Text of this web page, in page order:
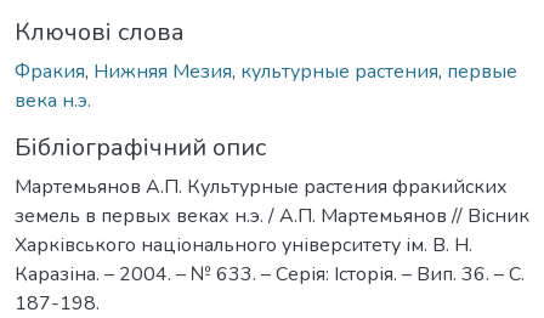
Ключові слова
Фракия, Нижняя Мезия, культурные растения, первые
века н.э.
Бібліографічний опис
Мартемьянов А.П. Культурные растения фракийских
земель в первых веках н.э. / А.П. Мартемьянов // Вісник
Харківського національного університету ім. В. Н.
Каразіна. – 2004. – № 633. – Серія: Історія. – Вип. 36. – С.
187-198.